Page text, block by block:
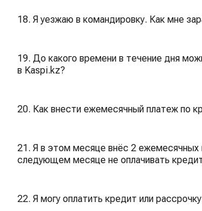
18. Я уезжаю в командировку. Как мне
19. До какого времени в течение дня
в Kaspi.kz?
20. Как внести ежемесячный платеж по
21. Я в этом месяце внёс 2 ежемесячных
следующем месяце не оплачивать
22. Я могу оплатить кредит или